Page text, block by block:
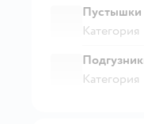
Пустышки
Категория
Категория